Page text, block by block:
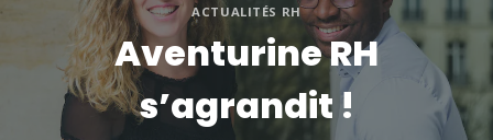
ACTUALITÉS RH
Aventurine RH
s’agrandit !